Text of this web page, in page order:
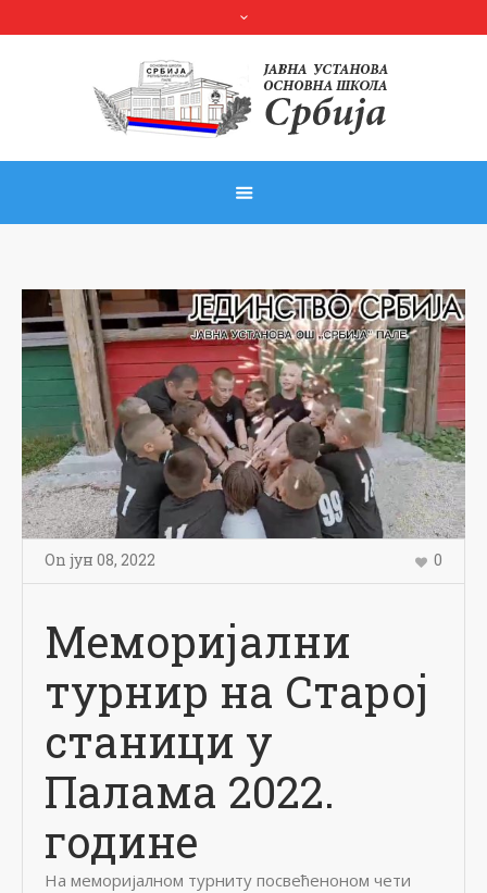
On јун 08, 2022 0
Меморијални
турнир на Старој
станици у
Палама 2022.
године
На меморијалном турниту посвећеноном чети